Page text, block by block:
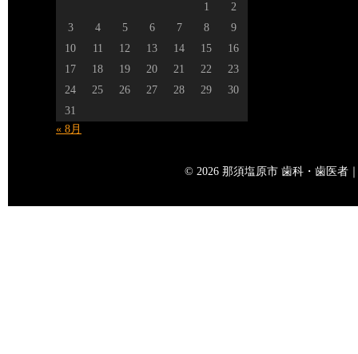
1
2
3
4 5 6 7 8
9
10
11 12 13 14 15
16
17
18 19 20 21 22
23
24
25 26 27 28 29
30
31
« 8月
© 2026 那須塩原市 歯科・歯医者